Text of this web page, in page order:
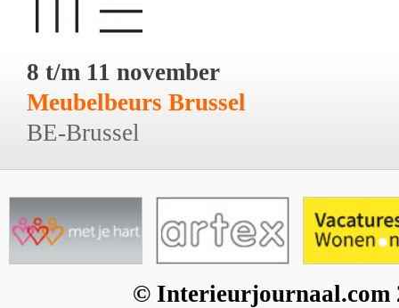
8 t/m 11 november
Meubelbeurs Brussel
BE-Brussel
© Interieurjournaal.com